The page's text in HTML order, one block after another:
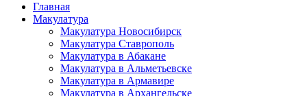
Главная
Макулатура
Макулатура Новосибирск
Макулатура Ставрополь
Макулатура в Абакане
Макулатура в Альметьевске
Макулатура в Армавире
Макулатура в Архангельске